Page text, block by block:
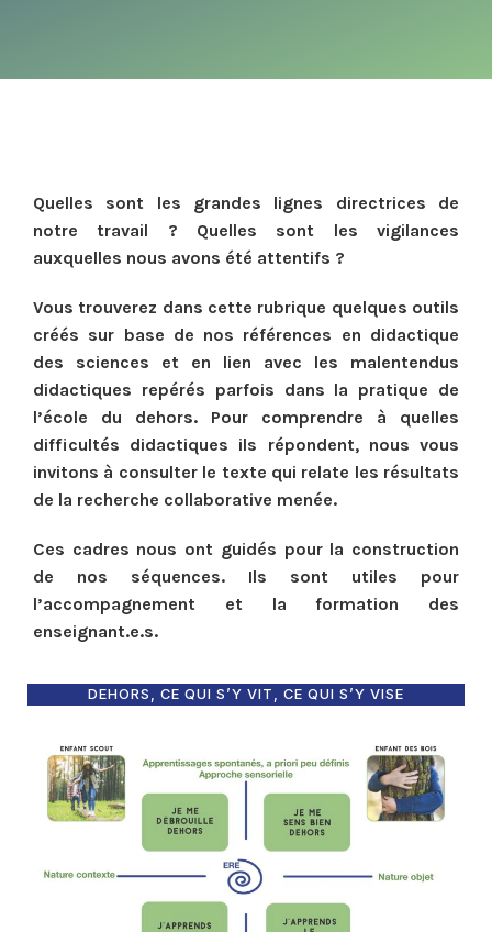
Quelles sont les grandes lignes directrices de
notre travail ? Quelles sont les vigilances
auxquelles nous avons été attentifs ?
Vous trouverez dans cette rubrique quelques outils
créés sur base de nos références en didactique
des sciences et en lien avec les malentendus
didactiques repérés parfois dans la pratique de
l’école du dehors. Pour comprendre à quelles
difficultés didactiques ils répondent, nous vous
invitons à consulter le texte qui relate les résultats
de la recherche collaborative menée.
Ces cadres nous ont guidés pour la construction
de nos séquences. Ils sont utiles pour
l’accompagnement et la formation des
enseignant.e.s.
DEHORS, CE QUI S’Y VIT, CE QUI S’Y VISE